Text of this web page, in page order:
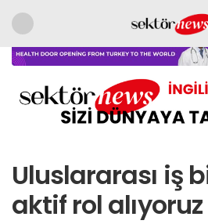
Uluslararası iş
aktif rol alıyoruz